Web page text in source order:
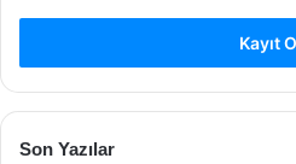
Kayıt
Son Yazılar